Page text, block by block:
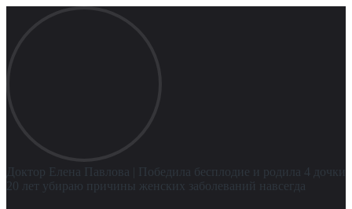
Доктор Елена Павлова
| Победила бесплодие и родила 4 дочки
20 лет убираю причины женских заболеваний навсегда